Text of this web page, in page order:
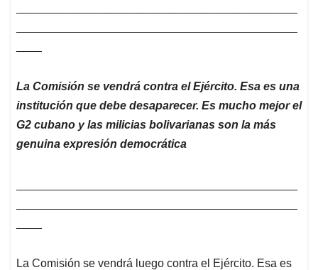
La Comisión se vendrá contra el Ejército. Esa es una
institución que debe desaparecer. Es mucho mejor el
G2 cubano y las milicias bolivarianas son la más
genuina expresión democrática
La Comisión se vendrá luego contra el Ejército. Esa es